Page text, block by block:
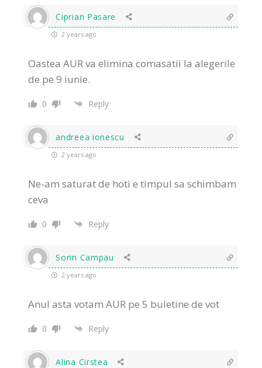
Ciprian Pasare
2 years ago
Oastea AUR va elimina comasatii la alegerile
de pe 9 iunie.
0 Reply
andreea ionescu
2 years ago
Ne-am saturat de hoti e timpul sa schimbam
ceva
0 Reply
Sorin Campau
2 years ago
Anul asta votam AUR pe 5 buletine de vot
0 Reply
Alina Cirstea